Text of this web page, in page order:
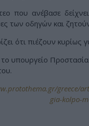
που ανέβασε
των οδηγών και
ότι πιέζουν κυρίως
το υπουργείο
greece/
gia-kolpo-